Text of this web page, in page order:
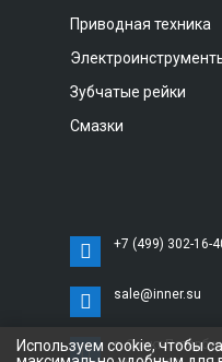
Приводная техника
Зубчатые рейки
Смазки
+7 (499) 302-16-
sale@inner.su
г. Санкт-
Используем cookie, чтобы